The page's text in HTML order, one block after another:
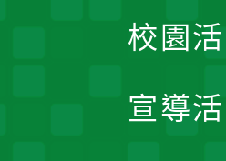
校園
宣導